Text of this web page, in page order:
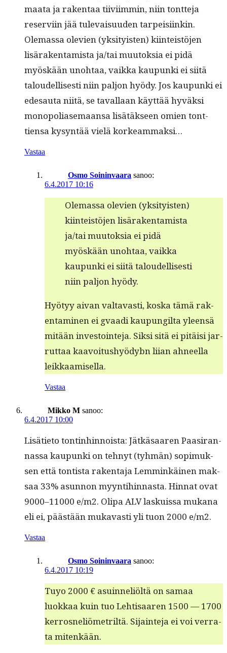
maa­ta ja rak­en­taa tiivi­im­min, niin tont­te­ja
reservi­in jää tule­vaisu­u­den tarpeisiinkin.
Ole­mas­sa ole­vien (yksi­ty­is­ten) kiin­teistö­jen
lisärak­en­tamista ja/tai muu­tok­sia ei pidä
myöskään uno­htaa, vaik­ka kaupun­ki ei siitä
taloudel­lis­es­ti niin paljon hyödy. Jos kaupun­ki ei
edesauta niitä, se taval­laan käyt­tää hyväk­si
monop­o­liase­maansa lisätäk­seen omien tont­
tien­sa kysyn­tää vielä korkeammaksi…
Vastaa
Osmo Soininvaara sanoo:
6.4.2017 10:16
Ole­mas­sa ole­vien (yksi­ty­is­ten)
kiin­teistö­jen lisärak­en­tamista
ja/tai muu­tok­sia ei pidä
myöskään uno­htaa, vaik­ka
kaupun­ki ei siitä taloudel­lis­es­ti
niin paljon hyödy.
Hyö­tyy aivan val­tavasti, kos­ka tämä rak­
en­t­a­mi­nen ei gvaa­di kaupungilta yleen­sä
mitään investoin­te­ja. Sik­si sitä ei pitäisi jar­
rut­taa kaavoitushyödybn liian ahneel­la
leikkaamisella.
Vastaa
Mikko M sanoo:
6.4.2017 10:00
Lisäti­eto ton­tin­hin­noista: Jätkäsaaren Paasir­an­
nas­sa kaupun­ki on tehnyt (tyh­män) sopimuk­
sen että ton­tista rak­en­ta­ja Lem­minkäi­nen mak­
saa 33% asun­non myyn­ti­hin­nas­ta. Hin­nat ovat
9000–11000 e/m2. Oli­pa ALV laskuis­sa mukana
eli ei, päästään mukavasti yli tuon 2000 e/m2.
Vastaa
Osmo Soininvaara sanoo:
6.4.2017 10:19
Tuyo 2000 € asuin­neliöltä on samaa
luokkaa kuin tuo Lehti­saaren 1500 — 1700
ker­rosneliömetriltä. Sijain­te­ja ei voi ver­ra­
ta mitenkään.